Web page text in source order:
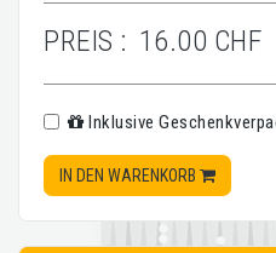
PREIS : 16.00 CHF
Inklusive
IN DEN WARENKORB